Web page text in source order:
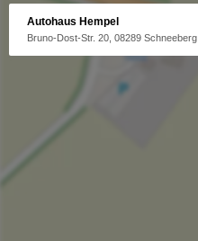
Autohaus Hempel
Bruno-Dost-Str. 20, 08289 Schneeberg